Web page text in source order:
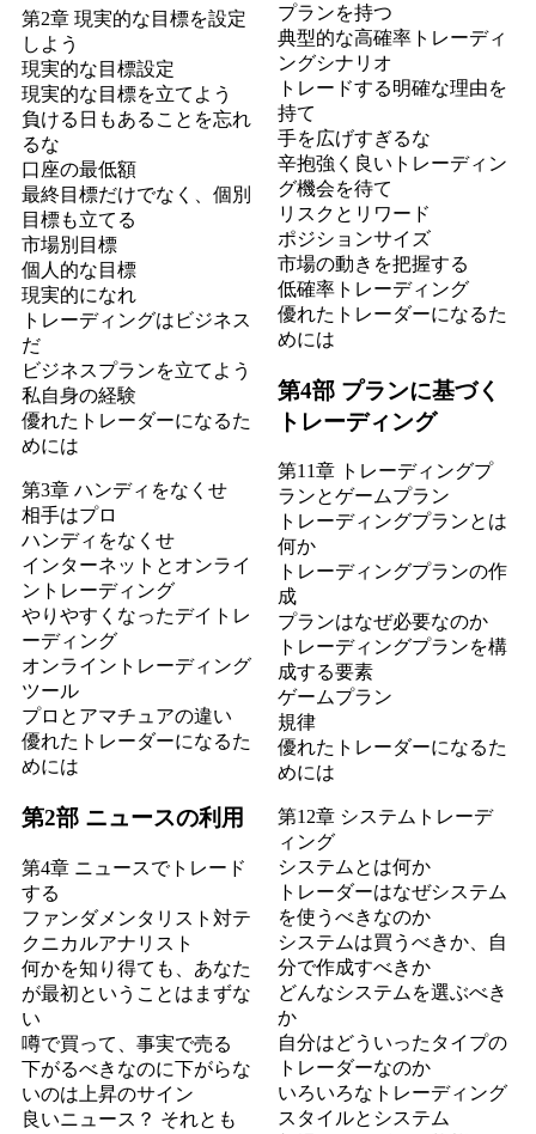
第2章 現実的な目標を設定
しよう
現実的な目標設定
現実的な目標を立てよう
負ける日もあることを忘れ
るな
口座の最低額
最終目標だけでなく、個別
目標も立てる
市場別目標
個人的な目標
現実的になれ
トレーディングはビジネス
だ
ビジネスプランを立てよう
私自身の経験
優れたトレーダーになるた
めには
第3章 ハンディをなくせ
相手はプロ
ハンディをなくせ
インターネットとオンライ
ントレーディング
やりやすくなったデイトレ
ーディング
オンライントレーディング
ツール
プロとアマチュアの違い
優れたトレーダーになるた
めには
第2部 ニュースの利用
第4章 ニュースでトレード
する
ファンダメンタリスト対テ
クニカルアナリスト
何かを知り得ても、あなた
が最初ということはまずな
い
噂で買って、事実で売る
下がるべきなのに下がらな
いのは上昇のサイン
良いニュース？ それとも
プランを持つ
典型的な高確率トレーディ
ングシナリオ
トレードする明確な理由を
持て
手を広げすぎるな
辛抱強く良いトレーディン
グ機会を待て
リスクとリワード
ポジションサイズ
市場の動きを把握する
低確率トレーディング
優れたトレーダーになるた
めには
第4部 プランに基づく
トレーディング
第11章 トレーディングプ
ランとゲームプラン
トレーディングプランとは
何か
トレーディングプランの作
成
プランはなぜ必要なのか
トレーディングプランを構
成する要素
ゲームプラン
規律
優れたトレーダーになるた
めには
第12章 システムトレーデ
ィング
システムとは何か
トレーダーはなぜシステム
を使うべきなのか
システムは買うべきか、自
分で作成すべきか
どんなシステムを選ぶべき
か
自分はどういったタイプの
トレーダーなのか
いろいろなトレーディング
スタイルとシステム